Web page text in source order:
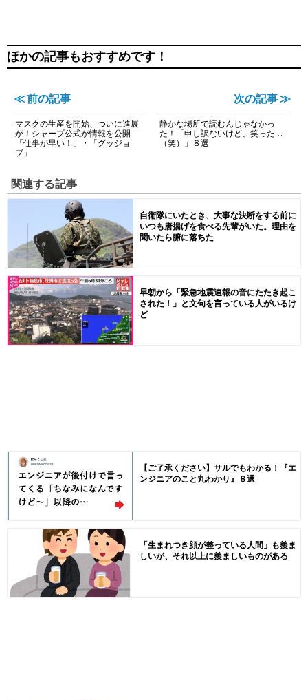
ほかの記事もおすすめです！
≪ 前の記事
マスクの生産を開始、ついに進展
が！シャープ公式が情報を公開
「仕事が早い！」・「グッジョ
ブ」
次の記事 ≫
静かな場所で読むんじゃなかっ
た！「申し訳ないけど、笑った…
（笑）」８選
関連する記事
自衛隊にいたとき、大事な決断をする前に
いつも唐揚げを食べる先輩がいた。理由を
聞いたら腑に落ちた
早朝から「緊急地震速報の音にたたき起こ
された！」と文句を言っている人がいるけ
ど
【ご了承ください】サルでもわかる！『エ
ンジニアのこと丸わかり』８選
「生まれつき顔が整っている人間」も羨ま
しいが、それ以上に羨ましいものがある